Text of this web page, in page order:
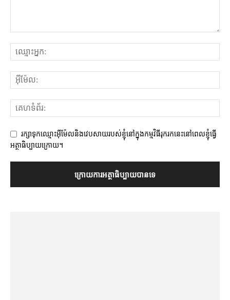
រក្សាទុកឈ្មោះអ៊ីម៉ែលនិងវេបសាយរបស់ខ្ញុំនៅក្នុងកម្មវិធីរុករកនេះនៅពេលខ្ញុំធ្វើ
អត្ថាធិប្បាយក្រោយ។